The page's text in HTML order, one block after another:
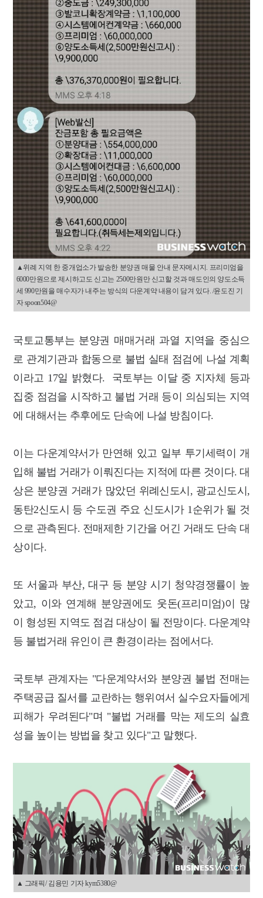
▲위례 지역 한 중개업소가 발송한 분양권 매물 안내 문자메시지. 프리미엄을
6000만원으로 제시하고도 신고는 2500만원만 신고할 것과 매도인의 양도소득
세 990만원을 매수자가 내주는 방식의 다운계약 내용이 담겨 있다. /윤도진 기
자 spoon504@
국토교통부는 분양권 매매거래 과열 지역을 중심으
로 관계기관과 합동으로 불법 실태 점검에 나설 계획
이라고 17일 밝혔다. 국토부는 이달 중 지자체 등과
집중 점검을 시작하고 불법 거래 등이 의심되는 지역
에 대해서는 추후에도 단속에 나설 방침이다.
이는 다운계약서가 만연해 있고 일부 투기세력이 개
입해 불법 거래가 이뤄진다는 지적에 따른 것이다. 대
상은 분양권 거래가 많았던 위례신도시, 광교신도시,
동탄2신도시 등 수도권 주요 신도시가 1순위가 될 것
으로 관측된다. 전매제한 기간을 어긴 거래도 단속 대
상이다.
또 서울과 부산, 대구 등 분양 시기 청약경쟁률이 높
았고, 이와 연계해 분양권에도 웃돈(프리미엄)이 많
이 형성된 지역도 점검 대상이 될 전망이다. 다운계약
등 불법거래 유인이 큰 환경이라는 점에서다.
국토부 관계자는 "다운계약서와 분양권 불법 전매는
주택공급 질서를 교란하는 행위여서 실수요자들에게
피해가 우려된다"며 "불법 거래를 막는 제도의 실효
성을 높이는 방법을 찾고 있다"고 말했다.
▲ 그래픽/ 김용민 기자 kym5380@